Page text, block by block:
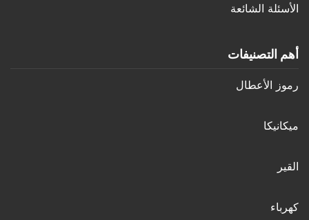
الأسئلة الشائعة
أهم التصنيفات
رموز الأعطال
ميكانيكا
القير
كهرباء